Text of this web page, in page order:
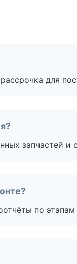
для
запчастей и
по этапам